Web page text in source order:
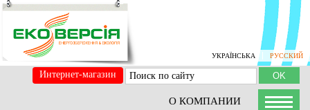
УКРАЇНСЬКА РУССКИЙ
О КОМПАНИИ
Интернет-магазин